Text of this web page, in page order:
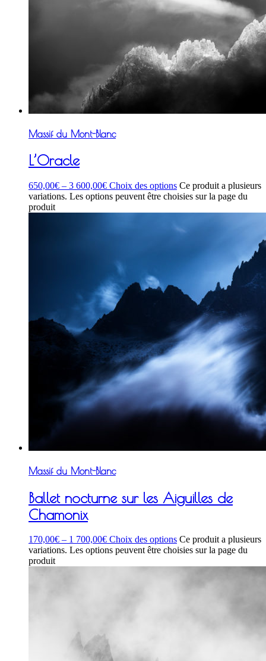
Massif du Mont-Blanc
L’Oracle
650,00€ – 3 600,00€ Choix des options Ce produit a plusieurs
variations. Les options peuvent être choisies sur la page du
produit
Massif du Mont-Blanc
Ballet nocturne sur les Aiguilles de
Chamonix
170,00€ – 1 700,00€ Choix des options Ce produit a plusieurs
variations. Les options peuvent être choisies sur la page du
produit